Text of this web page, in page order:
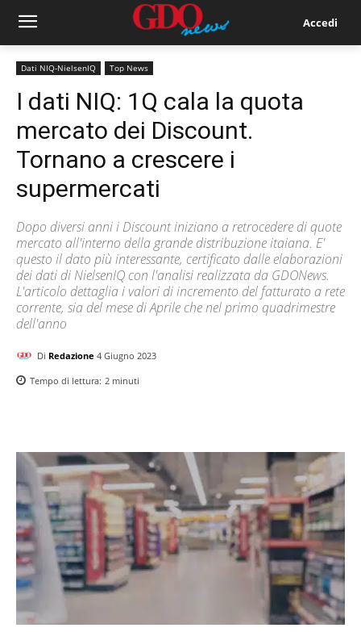
Accedi
Dati NIQ-NielsenIQ Top News
I dati NIQ: 1Q cala la quota
mercato dei Discount.
Tornano a crescere i
supermercati
Dopo diversi anni i Discount iniziano a retrocedere di quote
mercato all'interno della grande distribuzione itaiana. E'
questo il dato più interessante, certificato dalle elaborazioni
dei dati di NielsenIQ con l'analisi realizzata da GDONews.
L'articolo dettaglia i valori di incremento del fatturato a rete
corrente, sia del mese di Aprile che nel primo quadrimestre
dell'anno
Di Redazione 4 Giugno 2023
Tempo di lettura: 2 minuti